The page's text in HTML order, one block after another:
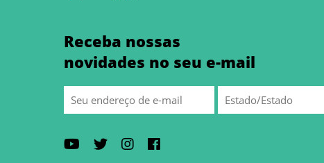
Receba nossas
novidades no seu e-mail